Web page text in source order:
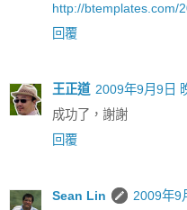
http://btemplates.com/
回覆
王正道 2009年9月9日
成功了，謝謝
回覆
Sean Lin
2009年9